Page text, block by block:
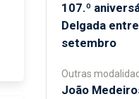
107.º
Delgada
setembro
Outras
João